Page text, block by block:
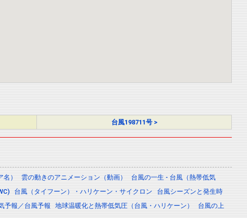
台風198711号 >
） 雲の動きのアニメーション（動画）
台風の一生 - 台風（熱帯低気
台風（タイフーン）・ハリケーン・サイクロン
台風シーズンと発生時
予報／台風予報 地球温暖化と熱帯低気圧（台風・ハリケーン）
台風の上